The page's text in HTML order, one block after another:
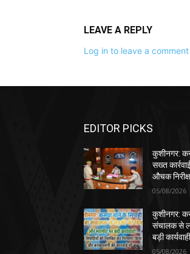
LEAVE A REPLY
Log in to leave a comment
EDITOR PICKS
कुशीनगर:
सख्त
औचक
05/08/2026
कुशीनगर:
संचालक से
बड़ी
05/08/2026